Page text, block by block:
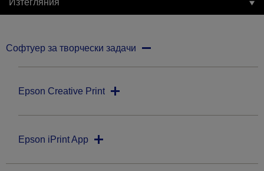
Изтегляния
Софтуер за творчески задачи
Epson Creative Print
Epson iPrint App